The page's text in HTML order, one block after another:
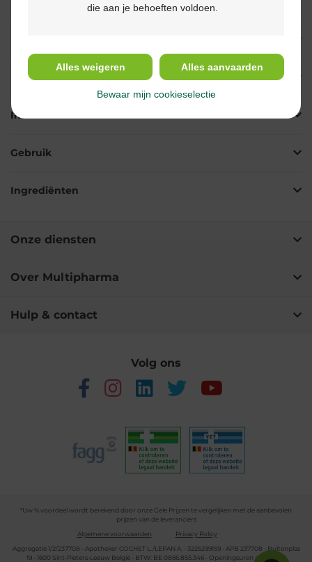
Eigenschappen
Indicaties
Gebruik
Ingrediënten
Onze diensten
Over Multipharma
Hulp & contact
Volg ons
*Uw % voordeel wordt berekend door onze Gele Prijzen te vergelijken met de aanbevolen
prijzen van de leveranciers
Algemene voorwaarden
Privacy Policy
Aggregatie 1/2/237708 - Apotheker COCHET L./LEPAN A. - 3225299159 - APB 237708 - Buitenplas
19 - 1600 Sint-Pieters-Leeuw België - BTW: BE 0866.855.346 - Openingsuren apotheek:
die aan je behoeften voldoen.
Alles weigeren Alles aanvaarden
Bewaar mijn cookieselectie